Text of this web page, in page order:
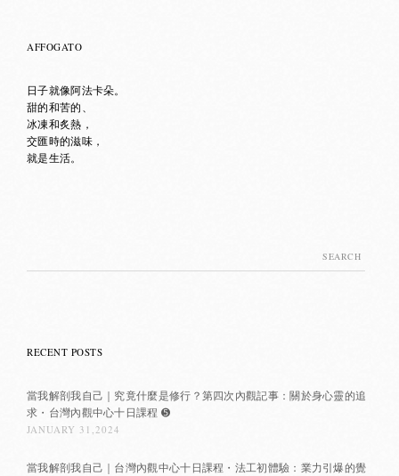
AFFOGATO
日子就像阿法卡朵。
甜的和苦的、
冰凍和炙熱，
交匯時的滋味，
就是生活。
RECENT POSTS
當我解剖我自己｜究竟什麼是修行？第四次內觀記事：關於身心靈的追
求・台灣內觀中心十日課程 ➎
JANUARY 31,2024
當我解剖我自己｜台灣內觀中心十日課程・法工初體驗：業力引爆的覺